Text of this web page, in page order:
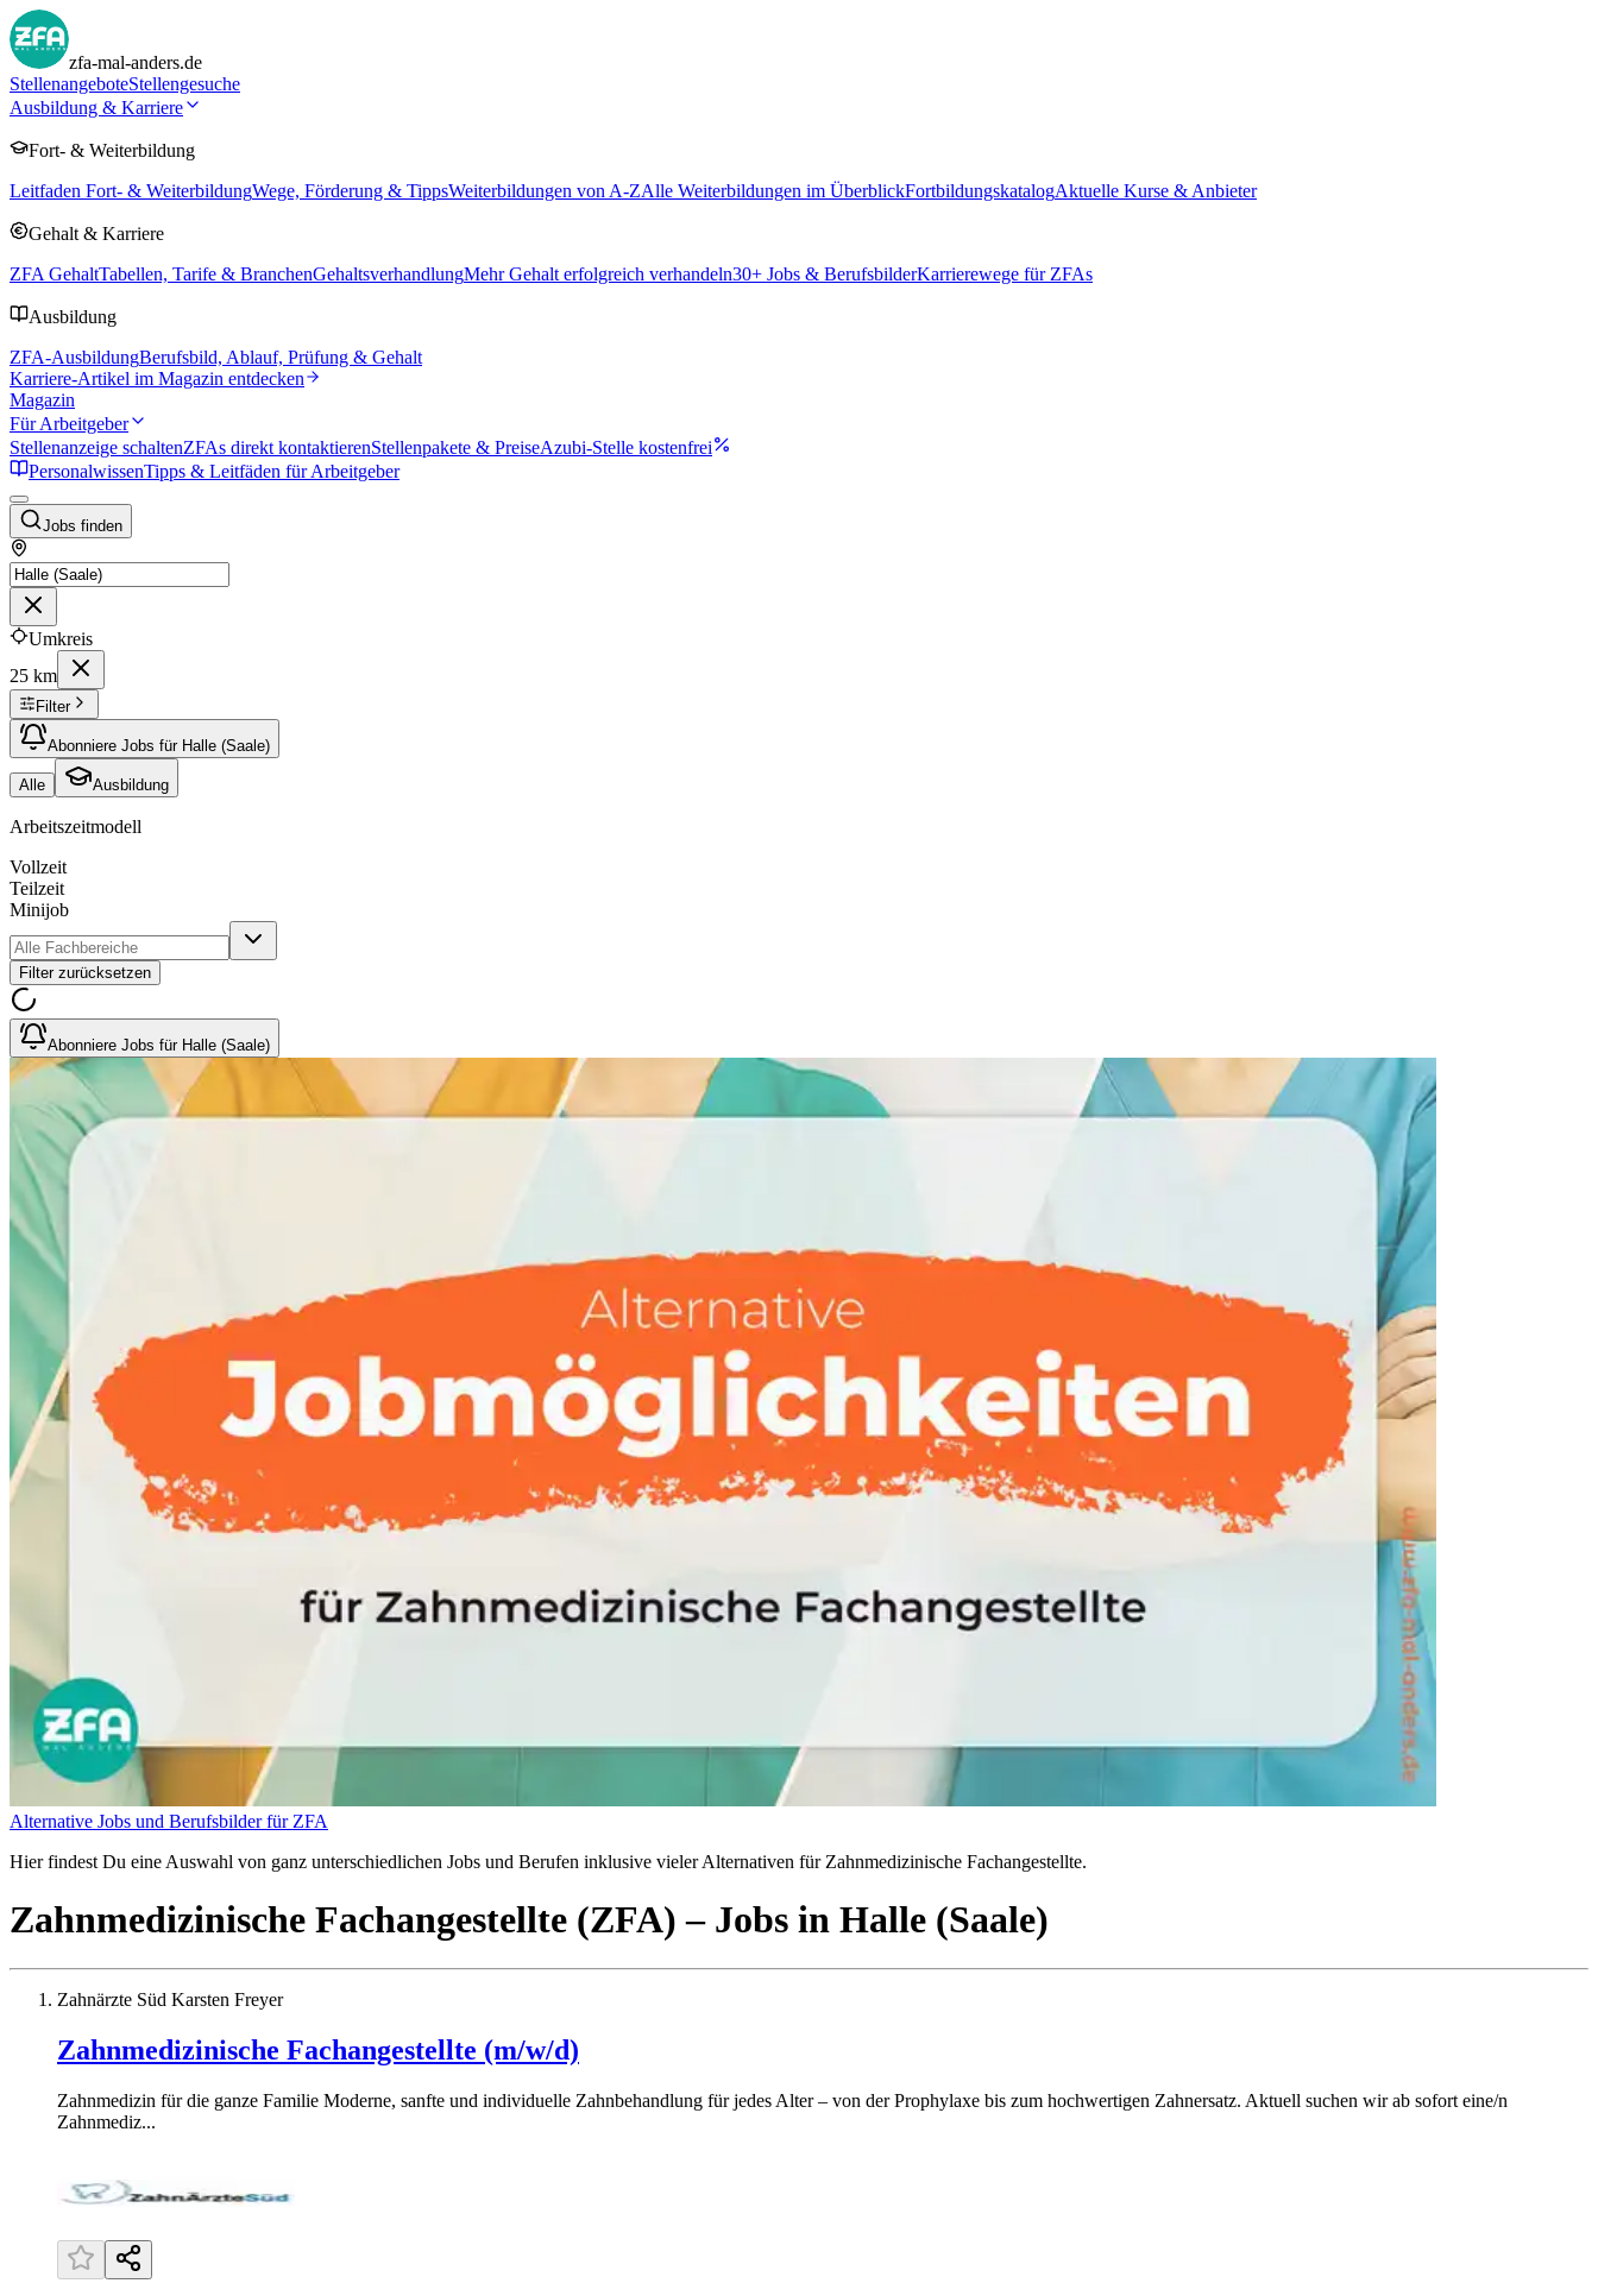
zfa-mal-anders.de
StellenangeboteStellengesuche
Ausbildung & Karriere
Fort- & Weiterbildung
Leitfaden Fort- & WeiterbildungWege, Förderung & TippsWeiterbildungen von A-ZAlle Weiterbildungen im ÜberblickFortbildungskatalogAktuelle Kurse & Anbieter
Gehalt & Karriere
ZFA GehaltTabellen, Tarife & BranchenGehaltsverhandlungMehr Gehalt erfolgreich verhandeln30+ Jobs & BerufsbilderKarrierewege für ZFAs
Ausbildung
ZFA-AusbildungBerufsbild, Ablauf, Prüfung & Gehalt
Karriere-Artikel im Magazin entdecken
Magazin
Für Arbeitgeber
Stellenanzeige schaltenZFAs direkt kontaktierenStellenpakete & PreiseAzubi-Stelle kostenfrei
PersonalwissenTipps & Leitfäden für Arbeitgeber
Jobs finden
Umkreis
25 km
Filter
Abonniere Jobs für Halle (Saale)
Alle Ausbildung
Arbeitszeitmodell
Vollzeit
Teilzeit
Minijob
Filter zurücksetzen
Abonniere Jobs für Halle (Saale)
Alternative Jobs und Berufsbilder für ZFA
Hier findest Du eine Auswahl von ganz unterschiedlichen Jobs und Berufen inklusive vieler Alternativen für Zahnmedizinische Fachangestellte.
Zahnmedizinische Fachangestellte (ZFA) – Jobs in Halle (Saale)
Zahnärzte Süd Karsten Freyer
Zahnmedizinische Fachangestellte (m/w/d)
Zahnmedizin für die ganze Familie Moderne, sanfte und individuelle Zahnbehandlung für jedes Alter – von der Prophylaxe bis zum hochwertigen Zahnersatz. Aktuell suchen wir ab sofort eine/n
Zahnmediz...